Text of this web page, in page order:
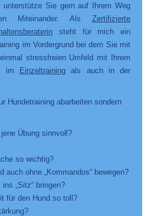
unterstütze Sie gern auf Ihrem Weg
Miteinander. Als Zertifizierte
steht für mich ein
im Vordergrund bei dem Sie mit
stressfreien Umfeld mit Ihrem
im
Einzeltraining als auch in der
Hundetraining abarbeiten sondern
Übung sinnvoll?
so wichtig?
auch ohne „Kommandos“ bewegen?
„Sitz“ bringen?
für den Hund so toll?